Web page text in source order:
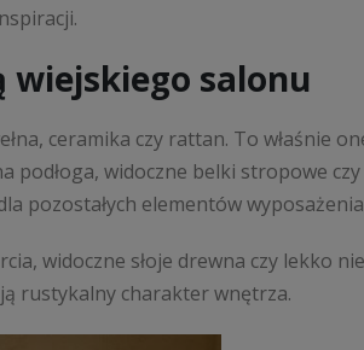
wiejskiego salonu
ceramika czy rattan. To właśnie
widoczne belki stropowe czy
pozostałych elementów
widoczne słoje drewna czy lekko
rustykalny charakter wnętrza.